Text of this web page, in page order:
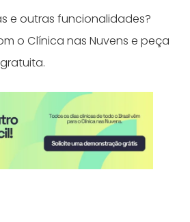
e outras funcionalidades?
o Clínica nas Nuvens e peça